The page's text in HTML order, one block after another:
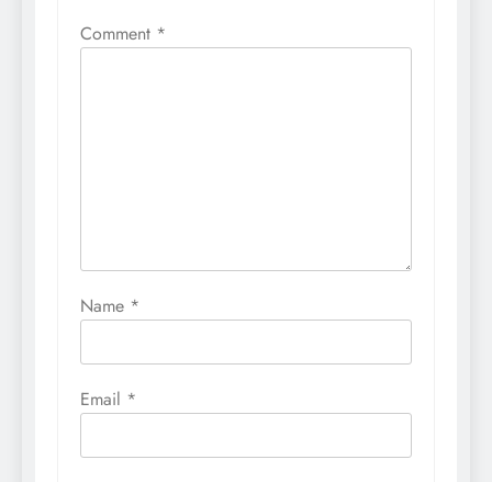
Comment *
Name *
Email *